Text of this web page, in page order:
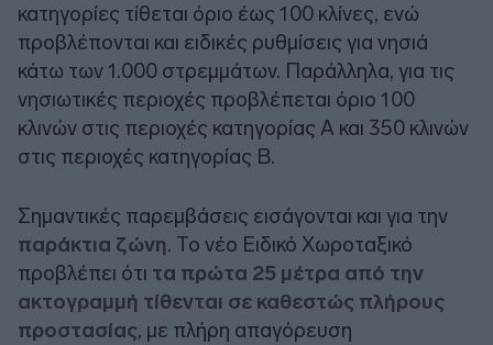
κατηγορίες τίθεται όριο έως 100 κλίνες, ενώ
προβλέπονται και ειδικές ρυθμίσεις για νησιά
κάτω των 1.000 στρεμμάτων. Παράλληλα, για τις
νησιωτικές περιοχές προβλέπεται όριο 100
κλινών στις περιοχές κατηγορίας Α και 350 κλινών
στις περιοχές κατηγορίας Β.
Σημαντικές παρεμβάσεις εισάγονται και για την
παράκτια ζώνη. Το νέο Ειδικό Χωροταξικό
προβλέπει ότι τα πρώτα 25 μέτρα από την
ακτογραμμή τίθενται σε καθεστώς πλήρους
προστασίας, με πλήρη απαγόρευση